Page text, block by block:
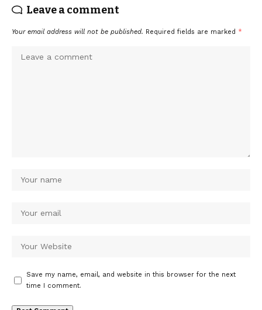
Leave a comment
Your email address will not be published. Required fields are marked *
Save my name, email, and website in this browser for the next
time I comment.